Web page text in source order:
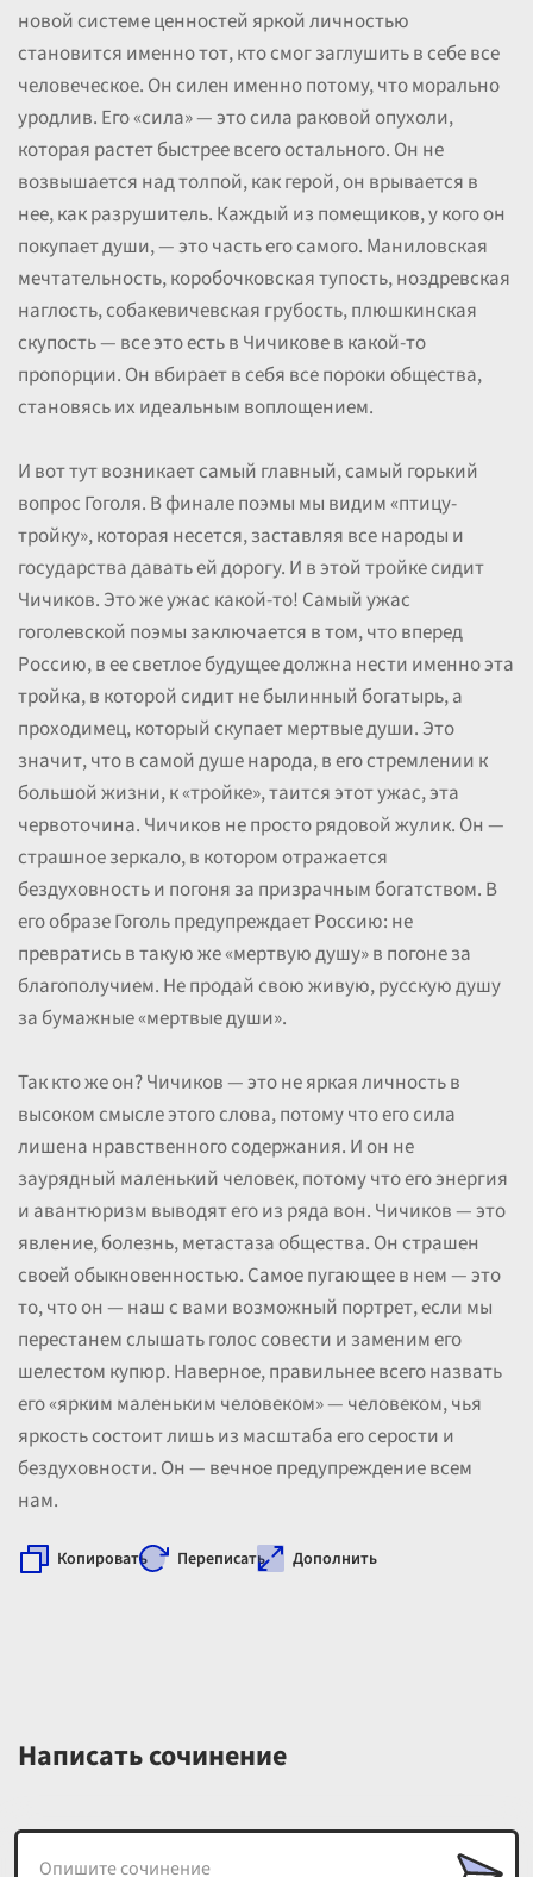
новой системе ценностей яркой личностью
становится именно тот, кто смог заглушить в себе все
человеческое. Он силен именно потому, что морально
уродлив. Его «сила» — это сила раковой опухоли,
которая растет быстрее всего остального. Он не
возвышается над толпой, как герой, он врывается в
нее, как разрушитель. Каждый из помещиков, у кого он
покупает души, — это часть его самого. Маниловская
мечтательность, коробочковская тупость, ноздревская
наглость, собакевичевская грубость, плюшкинская
скупость — все это есть в Чичикове в какой-то
пропорции. Он вбирает в себя все пороки общества,
становясь их идеальным воплощением.
И вот тут возникает самый главный, самый горький
вопрос Гоголя. В финале поэмы мы видим «птицу-
тройку», которая несется, заставляя все народы и
государства давать ей дорогу. И в этой тройке сидит
Чичиков. Это же ужас какой-то! Самый ужас
гоголевской поэмы заключается в том, что вперед
Россию, в ее светлое будущее должна нести именно эта
тройка, в которой сидит не былинный богатырь, а
проходимец, который скупает мертвые души. Это
значит, что в самой душе народа, в его стремлении к
большой жизни, к «тройке», таится этот ужас, эта
червоточина. Чичиков не просто рядовой жулик. Он —
страшное зеркало, в котором отражается
бездуховность и погоня за призрачным богатством. В
его образе Гоголь предупреждает Россию: не
превратись в такую же «мертвую душу» в погоне за
благополучием. Не продай свою живую, русскую душу
за бумажные «мертвые души».
Так кто же он? Чичиков — это не яркая личность в
высоком смысле этого слова, потому что его сила
лишена нравственного содержания. И он не
заурядный маленький человек, потому что его энергия
и авантюризм выводят его из ряда вон. Чичиков — это
явление, болезнь, метастаза общества. Он страшен
своей обыкновенностью. Самое пугающее в нем — это
то, что он — наш с вами возможный портрет, если мы
перестанем слышать голос совести и заменим его
шелестом купюр. Наверное, правильнее всего назвать
его «ярким маленьким человеком» — человеком, чья
яркость состоит лишь из масштаба его серости и
бездуховности. Он — вечное предупреждение всем
нам.
Копировать Переписать Дополнить
Написать сочинение